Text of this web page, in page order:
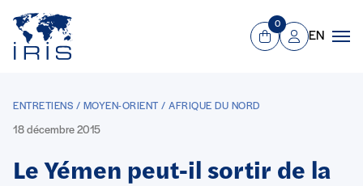
Aller au contenu principal
Panier
0
Mon compte
EN
ENTRETIENS / MOYEN-ORIENT / AFRIQUE DU NORD
18 décembre 2015
Le Yémen peut-il sortir de la